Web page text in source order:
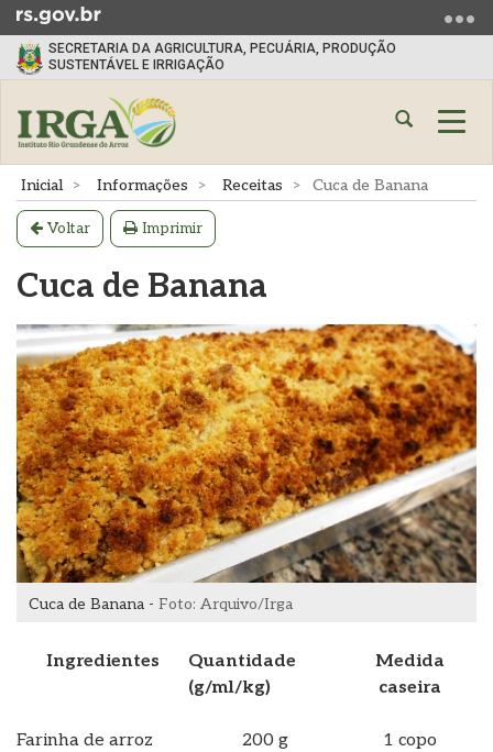
para
para
o
menu
para
busca
SECRETARIA DA AGRICULTURA, PECUÁRIA, PRODUÇÃO
SUSTENTÁVEL E IRRIGAÇÃO
Abrir
Início
do
conteúdo
Inicial Informações Receitas Cuca de Banana
Voltar Imprimir
Cuca de Banana
Cuca de Banana - Foto: Arquivo/Irga
Ingredientes
Quantidade
(g/ml/kg)
Medida
caseira
Farinha de arroz 200 g 1 copo